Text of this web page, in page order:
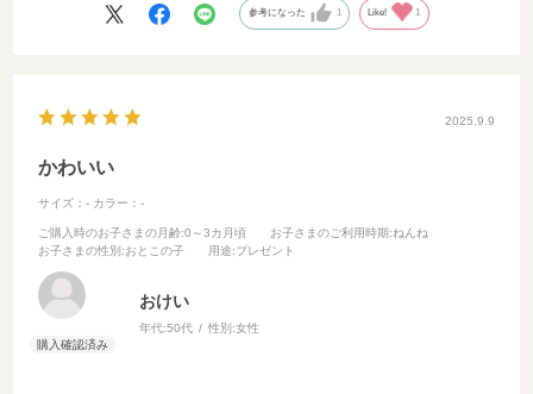
参考になった 1 Like! 1
2025.9.9
かわいい
サイズ：- カラー：-
ご購入時のお子さまの月齢:0～3カ月頃 お子さまのご利用時期:ねんね
お子さまの性別 :おとこの子 用途:プレゼント
おけい
年代:50代 性別:女性